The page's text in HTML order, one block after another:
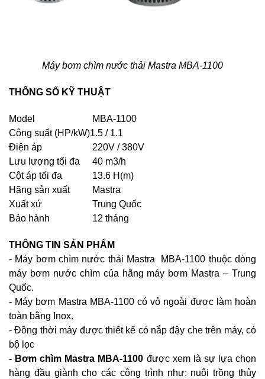
Máy bơm chìm nước thải Mastra MBA-1100
THÔNG SỐ KỸ THUẬT
Model
MBA-1100
Công suất (HP/kW)1.5 / 1.1
Điện áp
220V / 380V
Lưu lượng tối đa
40 m3/h
Cột áp tối đa
13.6 H(m)
Hãng sản xuất
Mastra
Xuất xứ
Trung Quốc
Bảo hành
12 tháng
THÔNG TIN SẢN PHẨM
- Máy bơm chìm nước thải Mastra MBA-1100 thuộc dòng
máy bơm nước chìm của hãng máy bơm Mastra – Trung
Quốc.
- Máy bơm Mastra MBA-1100 có vỏ ngoài được làm hoàn
toàn bằng Inox.
- Đồng thời máy được thiết kế có nắp đậy che trên máy, có
bộ lọc
- Bơm chìm Mastra MBA-1100 được xem là sự lựa chọn
hàng đầu giành cho các công trình như: nuôi trồng thủy